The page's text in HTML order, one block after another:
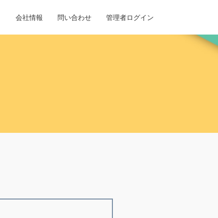
会社情報 問い合わせ 管理者ログイン